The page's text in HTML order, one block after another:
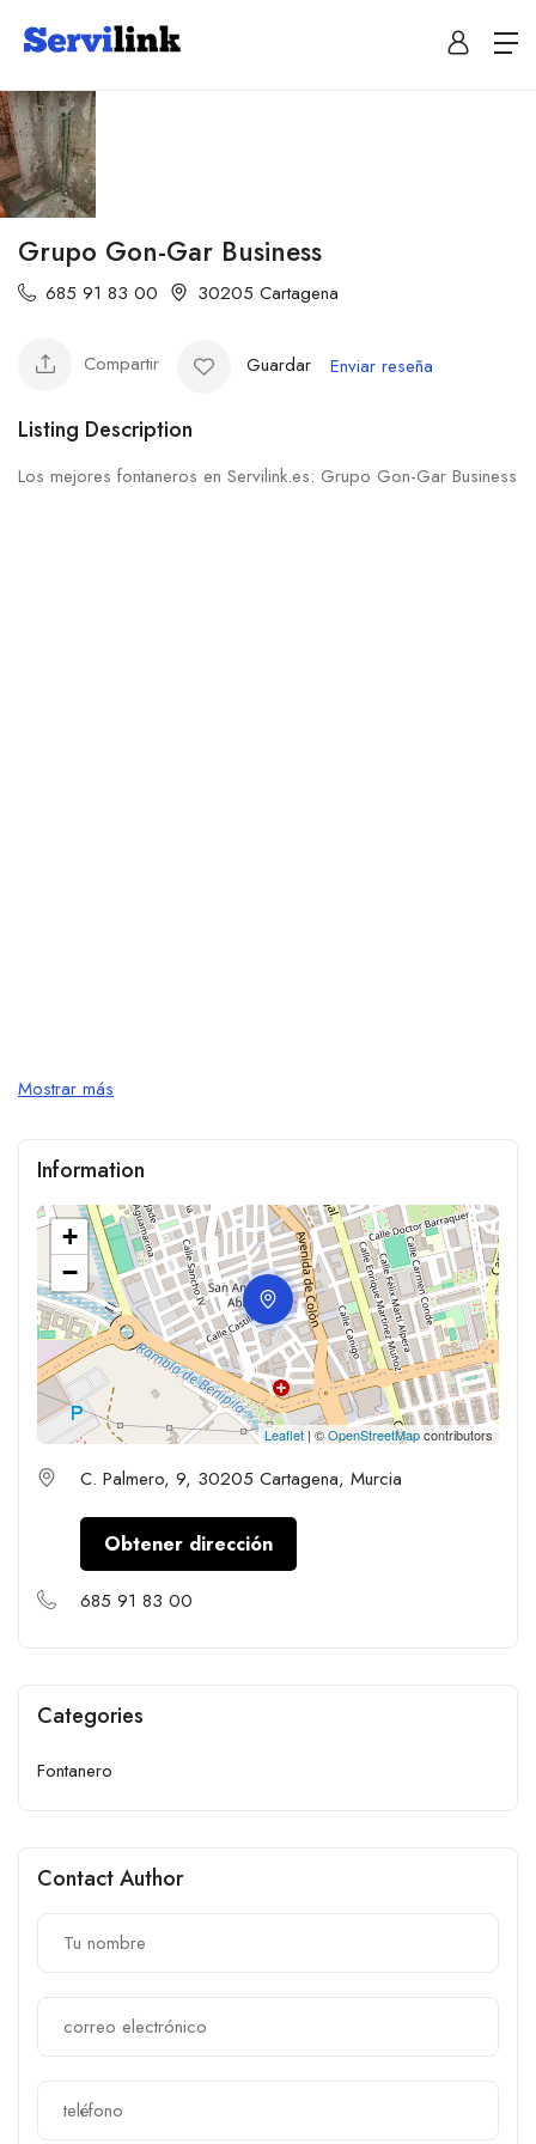
Grupo Gon-Gar Business
685 91 83 00 30205 Cartagena
Compartir Guardar Enviar reseña
Listing Description
Los mejores fontaneros en Servilink.es: Grupo Gon-Gar Business
Mostrar más
Information
+
−
Leaflet | ©OpenStreetMapcontributors
C. Palmero, 9, 30205 Cartagena, Murcia
Obtener dirección
685 91 83 00
Categories
Fontanero
Contact Author